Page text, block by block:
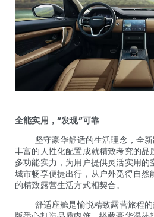
全能实用，“发现”可靠
坚守豪华舒适的生活理念，全新
丰富的人性化配置成就精致考究的品
多功能实力，为用户提供灵活实用
城市畅享便捷出行，从户外觅得自然
的精致露营生活方式相契合。
舒适座舱是愉悦精致露营旅程的